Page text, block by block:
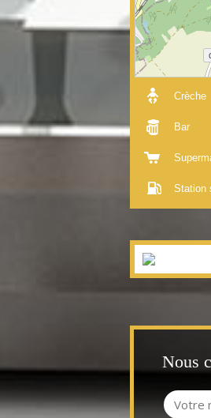
Crèche
Bar
Station
Nous